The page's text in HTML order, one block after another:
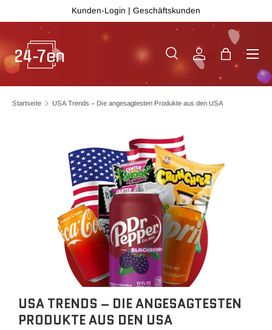
Direkt zum Inhalt
Kunden-Login | Geschäftskunden
Suchen
Art
SucheEinloggen
Startseite USA Trends – Die angesagtesten Produkte aus den USA
USA TRENDS – DIE ANGESAGTESTEN
PRODUKTE AUS DEN USA